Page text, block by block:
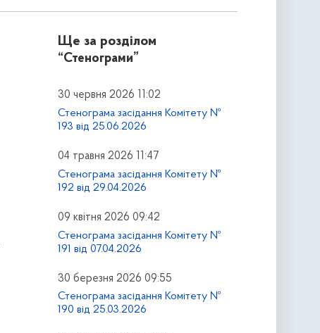
Ще за розділом
“Стенограми”
30 червня 2026 11:02
Стенограма засідання Комітету №
193 від 25.06.2026
04 травня 2026 11:47
Стенограма засідання Комітету №
192 від 29.04.2026
09 квітня 2026 09:42
Стенограма засідання Комітету №
191 від 07.04.2026
30 березня 2026 09:55
Стенограма засідання Комітету №
190 від 25.03.2026